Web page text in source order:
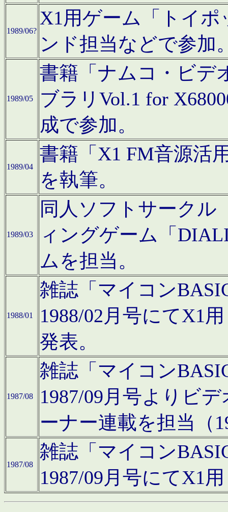
1989/06?
X1用ゲーム「トイ
ンド担当などで参加
1989/05
書籍「ナムコ・ビデ
ブラリVol.1 for
成で参加。
1989/04
書籍「X1 FM音源活
を執筆。
1989/03
同人ソフトサークル
ィングゲーム「
ムを担当。
1988/01
雑誌「マイコン
1988/02月号にてX1
発表。
1987/08
雑誌「マイコン
1987/09月号よりビ
ーナー連載を担当（
1987/08
雑誌「マイコン
1987/09月号にてX1